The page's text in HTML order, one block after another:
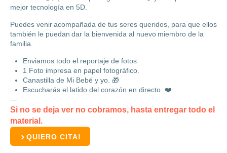
mejor tecnología en 5D.
Puedes venir acompañada de tus seres queridos, para que ellos
también le puedan dar la bienvenida al nuevo miembro de la
familia.
Enviamos todo el reportaje de fotos.
1 Foto impresa en papel fotográfico.
Canastilla de Mi Bebé y yo. 🎁
Escucharás el latido del corazón en directo. ❤️
—
Si no se deja ver no cobramos, hasta entregar todo el
material.
QUIERO CITA!